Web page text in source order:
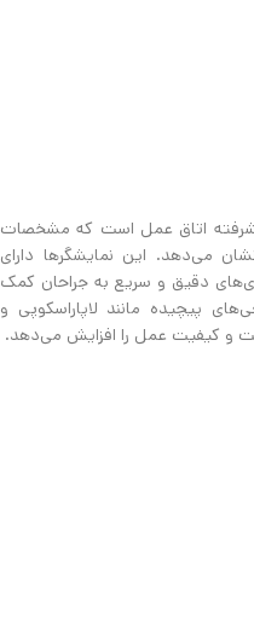
اتاق عمل است که مشخصات
می‌دهد. این نمایشگرها دارای
دقیق و سریع به جراحان کمک
پیچیده مانند لاپاراسکوپی و
و کیفیت عمل را افزایش می‌دهد.